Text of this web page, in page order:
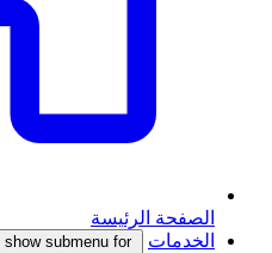
الصفحة الرئيسة
الخدمات
show submenu for "الخدمات"